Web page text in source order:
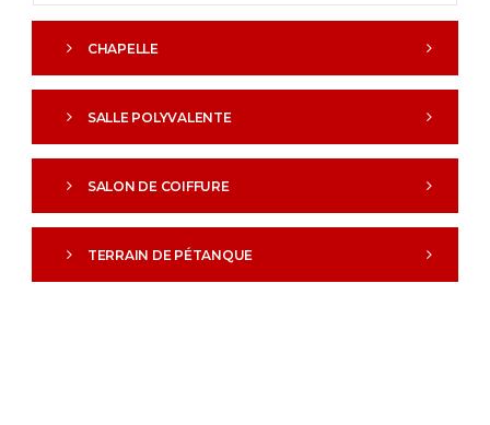
CHAPELLE
SALLE POLYVALENTE
SALON DE COIFFURE
TERRAIN DE PÉTANQUE